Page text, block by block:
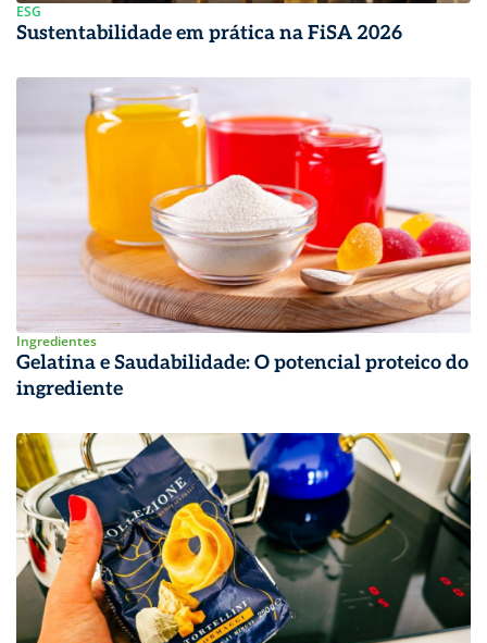
ESG
Sustentabilidade em prática na FiSA 2026
Ingredientes
Gelatina e Saudabilidade: O potencial proteico do
ingrediente